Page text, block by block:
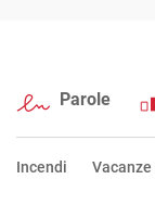
Parole
Incendi